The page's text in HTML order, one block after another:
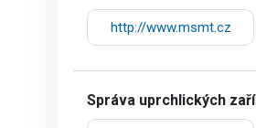
http://www.msmt.cz
Správa uprchlických